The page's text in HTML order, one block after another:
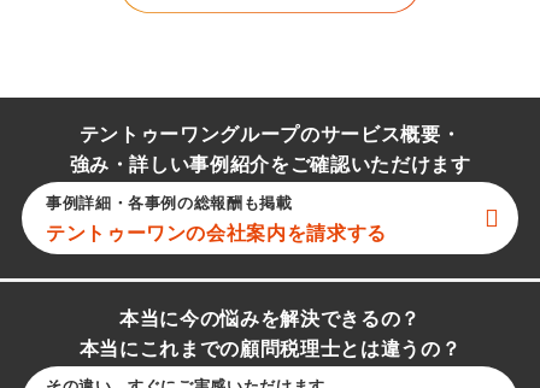
テントゥーワングループのサービス概要・
強み・詳しい事例紹介をご確認いただけます
事例詳細・各事例の総報酬も掲載
テントゥーワンの会社案内を請求する
本当に今の悩みを解決できるの？
本当にこれまでの顧問税理士とは違うの？